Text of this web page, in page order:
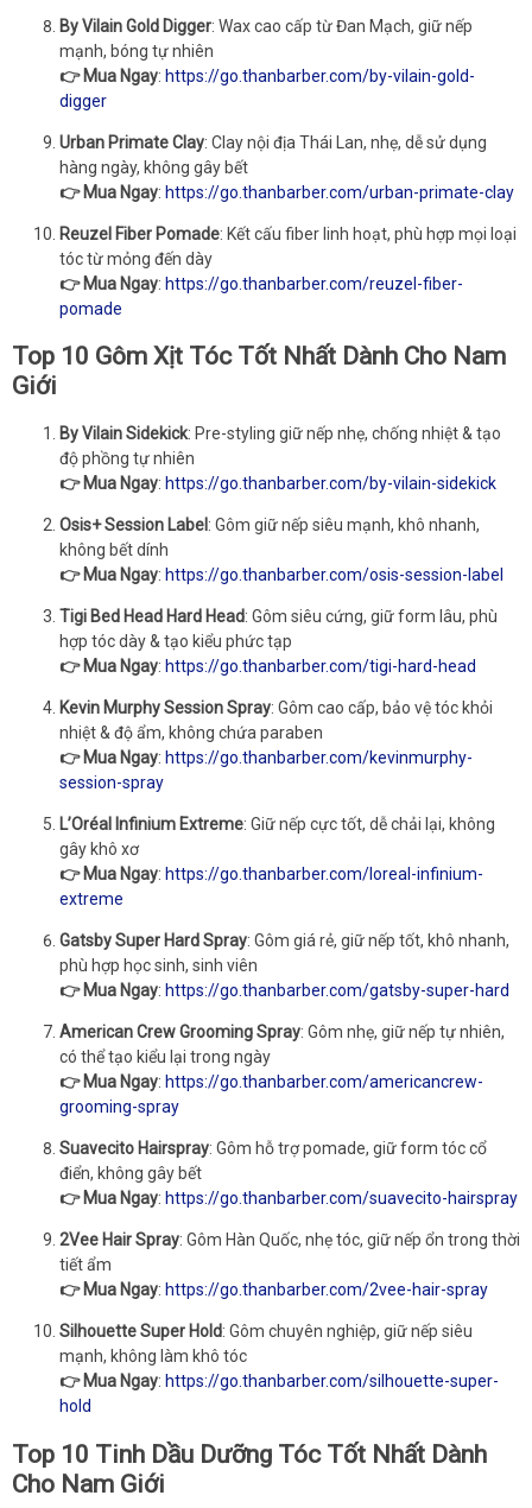
By Vilain Gold Digger: Wax cao cấp từ Đan Mạch, giữ nếp
mạnh, bóng tự nhiên
👉 Mua Ngay: https://go.thanbarber.com/by-vilain-gold-
digger
Urban Primate Clay: Clay nội địa Thái Lan, nhẹ, dễ sử dụng
hàng ngày, không gây bết
👉 Mua Ngay: https://go.thanbarber.com/urban-primate-clay
Reuzel Fiber Pomade: Kết cấu fiber linh hoạt, phù hợp mọi loại
tóc từ mỏng đến dày
👉 Mua Ngay: https://go.thanbarber.com/reuzel-fiber-
pomade
Top 10 Gôm Xịt Tóc Tốt Nhất Dành Cho Nam
Giới
By Vilain Sidekick: Pre-styling giữ nếp nhẹ, chống nhiệt & tạo
độ phồng tự nhiên
👉 Mua Ngay: https://go.thanbarber.com/by-vilain-sidekick
Osis+ Session Label : Gôm giữ nếp siêu mạnh, khô nhanh,
không bết dính
👉 Mua Ngay: https://go.thanbarber.com/osis-session-label
Tigi Bed Head Hard Head: Gôm siêu cứng, giữ form lâu, phù
hợp tóc dày & tạo kiểu phức tạp
👉 Mua Ngay: https://go.thanbarber.com/tigi-hard-head
Kevin Murphy Session Spray: Gôm cao cấp, bảo vệ tóc khỏi
nhiệt & độ ẩm, không chứa paraben
👉 Mua Ngay: https://go.thanbarber.com/kevinmurphy-
session-spray
L’Oréal Infinium Extreme: Giữ nếp cực tốt, dễ chải lại, không
gây khô xơ
👉 Mua Ngay: https://go.thanbarber.com/loreal-infinium-
extreme
Gatsby Super Hard Spray: Gôm giá rẻ, giữ nếp tốt, khô nhanh,
phù hợp học sinh, sinh viên
👉 Mua Ngay: https://go.thanbarber.com/gatsby-super-hard
American Crew Grooming Spray: Gôm nhẹ, giữ nếp tự nhiên,
có thể tạo kiểu lại trong ngày
👉 Mua Ngay: https://go.thanbarber.com/americancrew-
grooming-spray
Suavecito Hairspray: Gôm hỗ trợ pomade, giữ form tóc cổ
điển, không gây bết
👉 Mua Ngay: https://go.thanbarber.com/suavecito-hairspray
2Vee Hair Spray: Gôm Hàn Quốc, nhẹ tóc, giữ nếp ổn trong thời
tiết ẩm
👉 Mua Ngay: https://go.thanbarber.com/2vee-hair-spray
Silhouette Super Hold: Gôm chuyên nghiệp, giữ nếp siêu
mạnh, không làm khô tóc
👉 Mua Ngay: https://go.thanbarber.com/silhouette-super-
hold
Top 10 Tinh Dầu Dưỡng Tóc Tốt Nhất Dành
Cho Nam Giới